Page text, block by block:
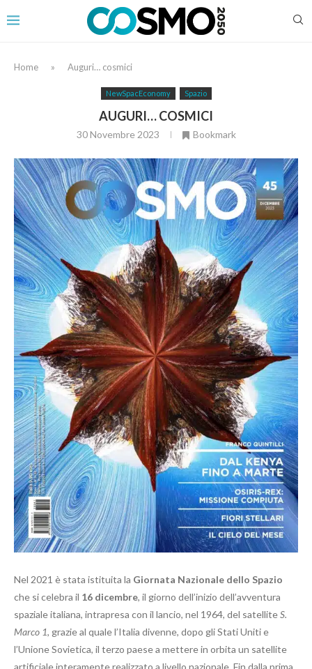
Home » Auguri… cosmici
NewSpacEconomy Spazio
AUGURI… COSMICI
30 Novembre 2023 Bookmark
Nel 2021 è stata istituita la Giornata Nazionale dello Spazio
che si celebra il 16 dicembre, il giorno dell’inizio dell’avventura
spaziale italiana, intrapresa con il lancio, nel 1964, del satelliteS.
Marco 1, grazie al quale l’Italia divenne, dopo gli Stati Uniti e
l’Unione Sovietica, il terzo paese a mettere in orbita un satellite